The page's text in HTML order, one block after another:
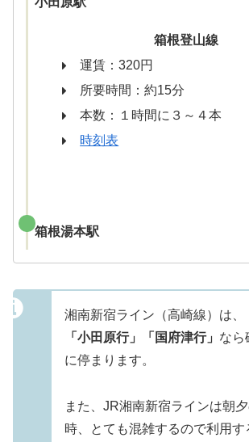
箱根登山線
運賃：320円
所要時間：約15分
本数：１時間に３～４本
時刻表
箱根湯本駅
湘南新宿ライン（高崎線）は、
「小田原行」「国府津行」 なら
に停まります。
また、JR湘南新宿ラインは朝
時、とても混雑するので利用す